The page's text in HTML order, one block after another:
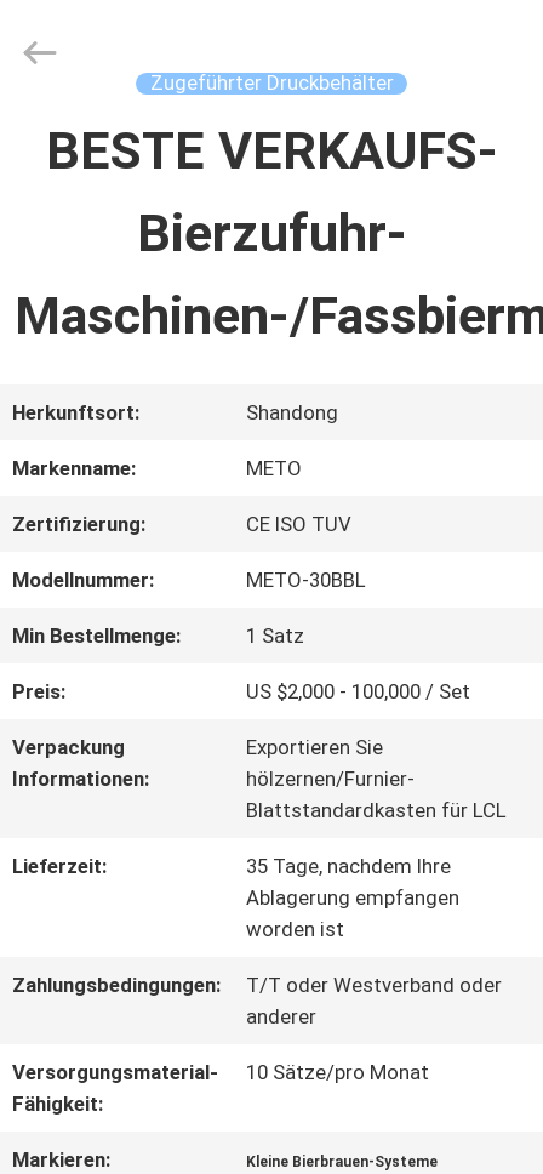
HAUS
PRODUKTE
ÜBER
FABRIK-
AUSFLUG
TRETEN
SIE
UNS
VERBINDUNG
NACHRICHTEN
FORDERN
Online
Market.
Developed
Zugeführter Druckbehälter
BESTE VERKAUFS-
Bierzufuhr-
Maschinen-/
Herkunftsort: Shandong
Markenname: METO
Zertifizierung: CE ISO TUV
Modellnummer: METO-30BBL
Min Bestellmenge: 1 Satz
Preis: US $2,000 - 100,000 / Set
Verpackung
Informationen:
Exportieren Sie
hölzernen/Furnier-
Blattstandardkasten für LCL
Lieferzeit:
35 Tage, nachdem Ihre
Ablagerung empfangen
worden ist
Zahlungsbedingungen:
T/T oder Westverband oder
anderer
Versorgungsmaterial-
Fähigkeit:
10 Sätze/pro Monat
Markieren: Kleine Bierbrauen-Systeme